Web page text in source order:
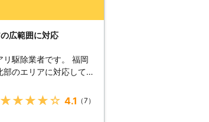
広範囲に対応
駆除業者です。 福岡
のエリアに対応してお
いただく老舗の駆除業
のシロアリ駆除はしろ
★★★★★ 4.1 （7）